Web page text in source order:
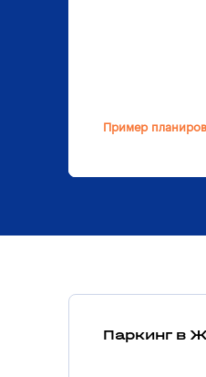
Пример
Паркинг в